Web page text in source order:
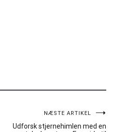
NÆSTE ARTIKEL
Udforsk stjernehimlen med en